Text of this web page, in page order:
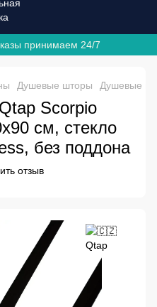
принимаем 24/7
Душевые шторы Душевые
Scorpio
см, стекло
без поддона
отзыв